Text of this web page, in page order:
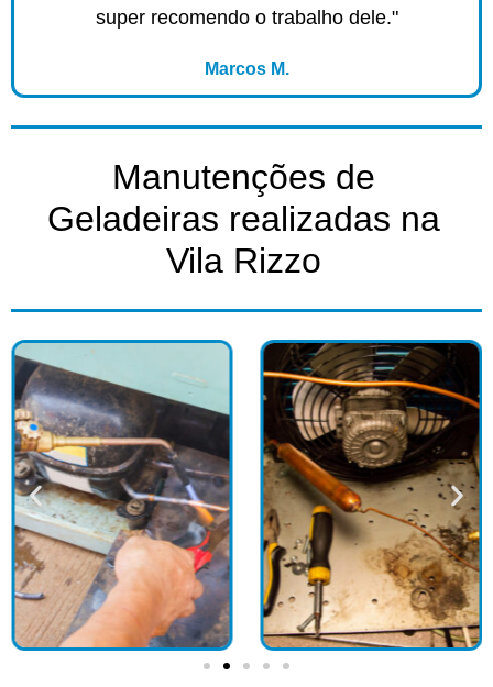
super recomendo o trabalho dele."
Marcos M.
Manutenções de
Geladeiras realizadas na
Vila Rizzo​